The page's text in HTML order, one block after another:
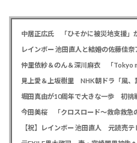
仲里依紗＆のん＆深川麻衣 「Tokyo
堀田真由が10周年で大きな一歩 初挑
今田美桜 「クロスロード～救命救急
【祝】レインボー 池田直人 元読売